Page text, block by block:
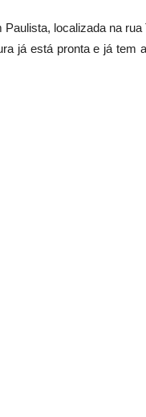
localizada na
já está pronta e já tem